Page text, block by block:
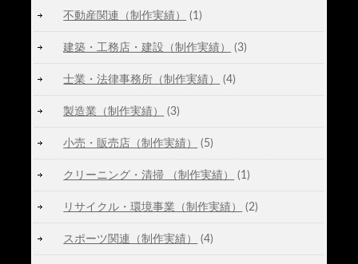
不動産関連（制作実績） (1)
建築・工務店・建設（制作実績） (3)
士業・法律事務所（制作実績） (4)
製造業（制作実績） (3)
小売・販売店（制作実績） (5)
クリーニング・清掃 （制作実績） (1)
リサイクル・環境事業（制作実績） (2)
スポーツ関連（制作実績） (4)